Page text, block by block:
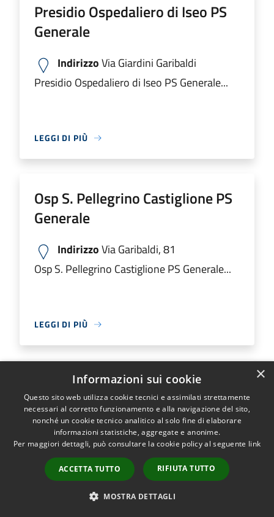
Presidio Ospedaliero di Iseo PS
Generale
IndirizzoVia Giardini Garibaldi
Presidio Ospedaliero di Iseo PS Generale...
LEGGI DI PIÙ
Osp S. Pellegrino Castiglione PS
Generale
IndirizzoVia Garibaldi, 81
Osp S. Pellegrino Castiglione PS Generale...
LEGGI DI PIÙ
Ospedale M.O. Locatelli Piario PS
Generale
IndirizzoVia Groppino, 22
Ospedale M.O. Locatelli Piario PS Generale...
×
Informazioni sui cookie
Questo sito web utilizza cookie tecnici e assimilati strettamente
necessari al corretto funzionamento e alla navigazione del sito,
nonché un cookie tecnico analitico al solo fine di elaborare
informazioni statistiche, aggregate e anonime.
Per maggiori dettagli, può consultare la cookie policy al seguente link
ACCETTA TUTTO RIFIUTA TUTTO
MOSTRA DETTAGLI